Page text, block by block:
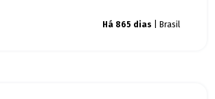
Há 865 dias | Brasil